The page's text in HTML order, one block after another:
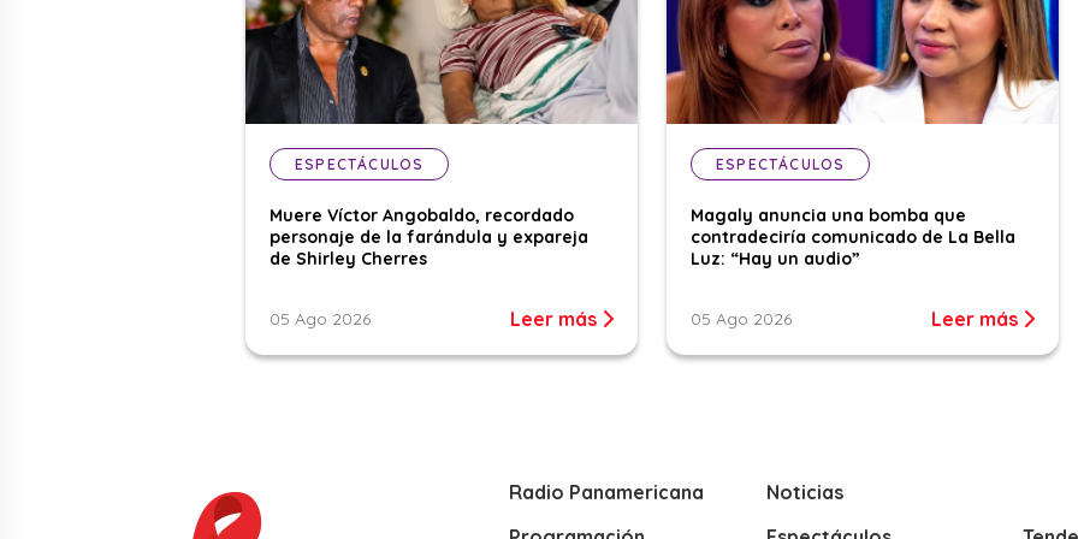
ESPECTÁCULOS
Muere Víctor Angobaldo, recordado
personaje de la farándula y expareja
de Shirley Cherres
05 Ago 2026 Leer más
ESPECTÁCULOS
Magaly anuncia una bomba que
contradeciría comunicado de La Bella
Luz: “Hay un audio”
05 Ago 2026 Leer más
Radio Panamericana
Noticias